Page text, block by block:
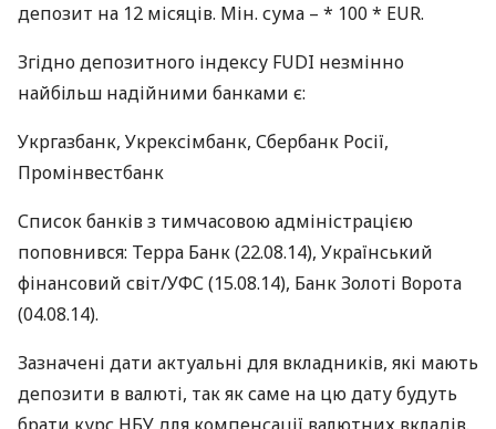
депозит на 12 місяців. Мін. сума – * 100 * EUR.
Згідно депозитного індексу FUDI незмінно
найбільш надійними банками є:
Укргазбанк, Укрексімбанк, Сбербанк Росії,
Промінвестбанк
Список банків з тимчасовою адміністрацією
поповнився: Терра Банк (22.08.14), Український
фінансовий світ/УФС (15.08.14), Банк Золоті Ворота
(04.08.14).
Зазначені дати актуальні для вкладників, які мають
депозити в валюті, так як саме на цю дату будуть